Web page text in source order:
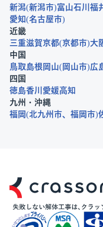
新潟 新潟市 富山石川 福
愛知 名古屋市
近畿
三重滋賀京都 京都市 大
中国
鳥取 島根 岡山 岡山市 広
四国
徳島香川 愛媛高知
九州・沖縄
福岡 北九州市 福岡市